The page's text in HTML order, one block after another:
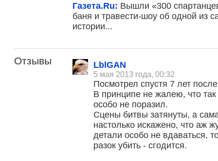
Газета.Ru: Вышли «300
баня и травести-шоу об одной из
истории...
Отзывы LblGAN
5 мая 2013 года, 00:32
Посмотрел спустя 7 лет
В принципе не жалею, что
особо не поразил.
Сцены битвы затянуты, а
настолько искажено, что аж
детали особо не вдаваться,
разок убить - сгодится.